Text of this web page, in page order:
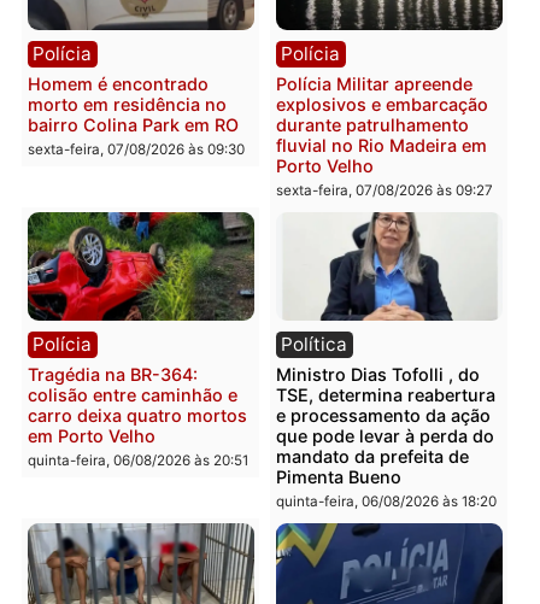
Polícia
2 MILHÕES – Unnesa
apresenta documentos
que comprovam
transparência e legalidade
sexta-feira, 07/08/2026 às 12:24
Polícia
Polícia Federal apreende
400 quilos de drogas e
prende motorista em RO
sexta-feira, 07/08/2026 às
Polícia
Casal é preso pela PRF
com mais de 72 quilos de
mercúrio escondidos em
Polícia
Polícia Civil deflagra
operação contra facção
criminosa que atacava
provedores de internet
Rondônia
sexta-feira, 07/08/2026 às